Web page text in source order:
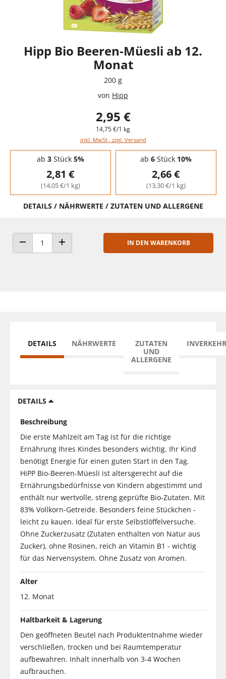
Hipp Bio Beeren-Müesli ab 12.
Monat
200 g
von Hipp
2,95 €
14,75 €/1 kg
inkl. MwSt., zzgl. Versand
Staffelpreise - Mengenrabatt
ab 3Stück 5%
2,81 €
(14,05 €/1 kg)
ab 6Stück 10%
2,66 €
(13,30 €/1 kg)
DETAILS / NÄHRWERTE / ZUTATEN UND ALLERGENE
ANZAHL VERRINGERNANZAHL ERHÖHEN
IN DEN WARENKORB
DETAILS NÄHRWERTE
ZUTATEN
UND
ALLERGENE
DETAILS
Beschreibung
Die erste Mahlzeit am Tag ist für die richtige
Ernährung Ihres Kindes besonders wichtig. Ihr Kind
benötigt Energie für einen guten Start in den Tag.
HiPP Bio-Beeren-Müesli ist altersgerecht auf die
Ernährungsbedürfnisse von Kindern abgestimmt und
enthält nur wertvolle, streng geprüfte Bio-Zutaten. Mit
83% Vollkorn-Getreide. Besonders feine Stückchen -
leicht zu kauen. Ideal für erste Selbstlöffelversuche.
Ohne Zuckerzusatz (Zutaten enthalten von Natur aus
Zucker), ohne Rosinen, reich an Vitamin B1 - wichtig
für das Nervensystem. Ohne Zusatz von Aromen.
Alter
12. Monat
Haltbarkeit & Lagerung
Den geöffneten Beutel nach Produktentnahme wieder
verschließen, trocken und bei Raumtemperatur
aufbewahren. Inhalt innerhalb von 3-4 Wochen
aufbrauchen.